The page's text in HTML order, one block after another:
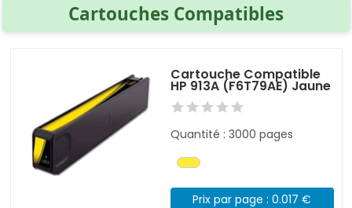
Cartouches Compatibles
Cartouche Compatible
HP 913A (F6T79AE) Jaune
Quantité : 3000 pages
Prix par page : 0.017 €